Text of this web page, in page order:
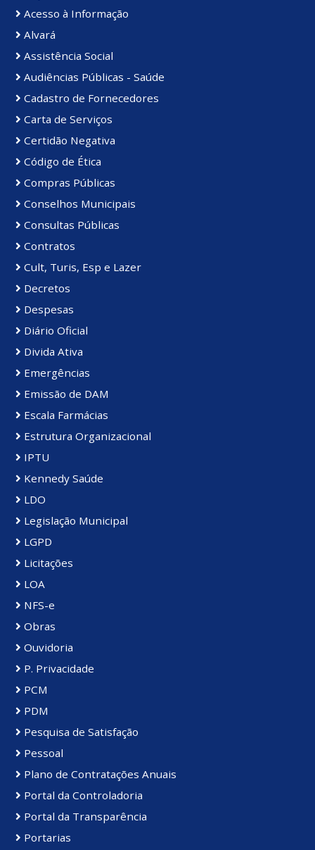
Acesso à Informação
Alvará
Assistência Social
Audiências Públicas - Saúde
Cadastro de Fornecedores
Carta de Serviços
Certidão Negativa
Código de Ética
Compras Públicas
Conselhos Municipais
Consultas Públicas
Contratos
Cult, Turis, Esp e Lazer
Decretos
Despesas
Diário Oficial
Divida Ativa
Emergências
Emissão de DAM
Escala Farmácias
Estrutura Organizacional
IPTU
Kennedy Saúde
LDO
Legislação Municipal
LGPD
Licitações
LOA
NFS-e
Obras
Ouvidoria
P. Privacidade
PCM
PDM
Pesquisa de Satisfação
Pessoal
Plano de Contratações Anuais
Portal da Controladoria
Portal da Transparência
Portarias